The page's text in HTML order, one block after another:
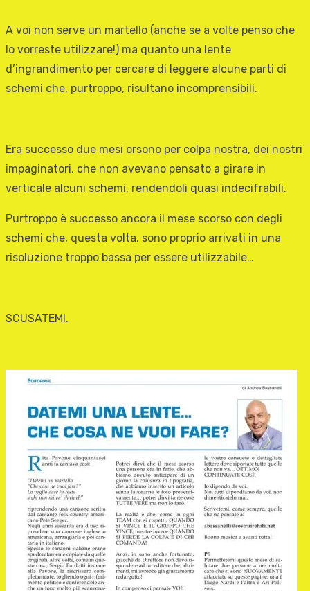
A voi non serve un martello (anche se a volte penso che
lo vorreste utilizzare!) ma quanto una lente
d’ingrandimento per cercare di leggere alcune parti di
schemi che, purtroppo, risultano incomprensibili.
Era successo due mesi orsono per colpa nostra, dei nostri
impaginatori, che non avevano pensato a girare in
verticale alcuni schemi, rendendoli quasi indecifrabili.
Purtroppo è successo ancora il mese scorso con degli
schemi che, questa volta, sono proprio arrivati in una
risoluzione troppo bassa per essere utilizzabile…
SCUSATEMI.